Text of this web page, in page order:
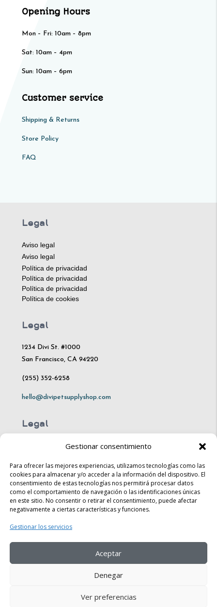
Gestionar consentimiento
Para ofrecer las mejores experiencias, utilizamos tecnologías como las
cookies para almacenar y/o acceder a la información del dispositivo. El
consentimiento de estas tecnologías nos permitirá procesar datos
como el comportamiento de navegación o las identificaciones únicas
en este sitio. No consentir o retirar el consentimiento, puede afectar
negativamente a ciertas características y funciones.
Gestionar los servicios
Aceptar
Denegar
Ver preferencias
Opening Hours
Mon – Fri: 10am – 8pm
Sat: 10am – 4pm​​
Sun: 10am – 6pm
Customer service
Shipping & Returns
Store Policy​​
FAQ
Legal
Aviso legal
Aviso legal
Política de privacidad
Política de privacidad
Política de privacidad
Política de cookies
Legal
1234 Divi St. #1000
San Francisco, CA 94220
(255) 352-6258
hello@divipetsupplyshop.com
Legal
Mon – Fri: 10am – 8pm
Sat: 10am – 4pm​​
Sun: 10am – 6pm
Legal
Shipping & Returns